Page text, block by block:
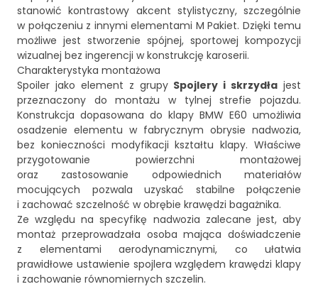
stanowić kontrastowy akcent stylistyczny, szczególnie
w połączeniu z innymi elementami M Pakiet. Dzięki temu
możliwe jest stworzenie spójnej, sportowej kompozycji
wizualnej bez ingerencji w konstrukcję karoserii.
Charakterystyka montażowa
Spoiler jako element z grupy Spojlery i skrzydła jest
przeznaczony do montażu w tylnej strefie pojazdu.
Konstrukcja dopasowana do klapy BMW E60 umożliwia
osadzenie elementu w fabrycznym obrysie nadwozia,
bez konieczności modyfikacji kształtu klapy. Właściwe
przygotowanie powierzchni montażowej
oraz zastosowanie odpowiednich materiałów
mocujących pozwala uzyskać stabilne połączenie
i zachować szczelność w obrębie krawędzi bagażnika.
Ze względu na specyfikę nadwozia zalecane jest, aby
montaż przeprowadzała osoba mająca doświadczenie
z elementami aerodynamicznymi, co ułatwia
prawidłowe ustawienie spojlera względem krawędzi klapy
i zachowanie równomiernych szczelin.